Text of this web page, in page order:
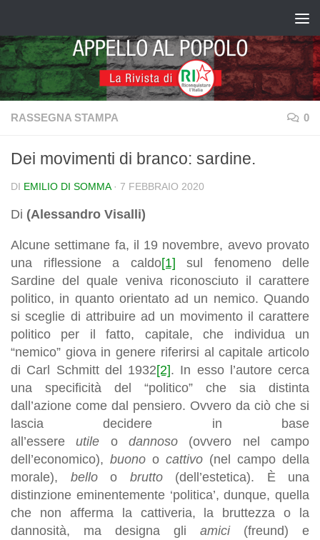
RASSEGNA STAMPA 0
Dei movimenti di branco: sardine.
DI EMILIO DI SOMMA · 7 FEBBRAIO 2020
Di (Alessandro Visalli)
Alcune settimane fa, il 19 novembre, avevo provato
una riflessione a caldo[1] sul fenomeno delle
Sardine del quale veniva riconosciuto il carattere
politico, in quanto orientato ad un nemico. Quando
si sceglie di attribuire ad un movimento il carattere
politico per il fatto, capitale, che individua un
“nemico” giova in genere riferirsi al capitale articolo
di Carl Schmitt del 1932[2]. In esso l’autore cerca
una specificità del “politico” che sia distinta
dall’azione come dal pensiero. Ovvero da ciò che si
lascia decidere in base
all’essereutile odannoso (ovvero nel campo
dell’economico), buono o cattivo (nel campo della
morale), belloo brutto(dell’estetica). È una
distinzione eminentemente ‘politica’, dunque, quella
che non afferma la cattiveria, la bruttezza o la
dannosità, ma designa gli amici(freund) e